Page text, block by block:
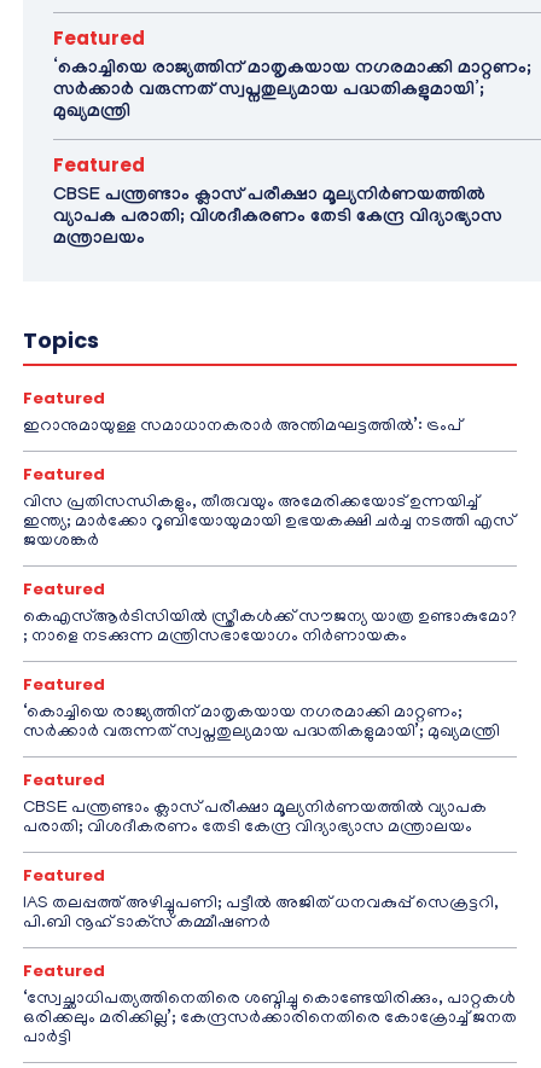
Featured
‘കൊച്ചിയെ രാജ്യത്തിന് മാതൃകയായ നഗരമാക്കി മാറ്റണം;
സർക്കാർ വരുന്നത് സ്വപ്നതുല്യമായ പദ്ധതികളുമായി’;
മുഖ്യമന്ത്രി
Featured
CBSE പന്ത്രണ്ടാം ക്ലാസ് പരീക്ഷാ മൂല്യനിർണയത്തിൽ
വ്യാപക പരാതി; വിശദീകരണം തേടി കേന്ദ്ര വിദ്യാഭ്യാസ
മന്ത്രാലയം
Topics
Featured
ഇറാനുമായുള്ള സമാധാനകരാർ അന്തിമഘട്ടത്തിൽ‌’: ട്രംപ്
Featured
വിസ പ്രതിസന്ധികളും, തീരുവയും അമേരിക്കയോട് ഉന്നയിച്ച്
ഇന്ത്യ; മാർക്കോ റൂബിയോയുമായി ഉഭയകക്ഷി ചർച്ച നടത്തി എസ്
ജയശങ്കർ
Featured
കെഎസ്ആർടിസിയിൽ സ്ത്രീകൾക്ക് സൗജന്യ യാത്ര ഉണ്ടാകുമോ?
; നാളെ നടക്കുന്ന മന്ത്രിസഭായോഗം നിർണായകം
Featured
‘കൊച്ചിയെ രാജ്യത്തിന് മാതൃകയായ നഗരമാക്കി മാറ്റണം;
സർക്കാർ വരുന്നത് സ്വപ്നതുല്യമായ പദ്ധതികളുമായി’; മുഖ്യമന്ത്രി
Featured
CBSE പന്ത്രണ്ടാം ക്ലാസ് പരീക്ഷാ മൂല്യനിർണയത്തിൽ വ്യാപക
പരാതി; വിശദീകരണം തേടി കേന്ദ്ര വിദ്യാഭ്യാസ മന്ത്രാലയം
Featured
IAS തലപ്പത്ത് അഴിച്ചുപണി; പട്ടീല്‍ അജിത് ധനവകുപ്പ് സെക്രട്ടറി,
പി.ബി നൂഹ് ടാക്‌സ് കമ്മീഷണര്‍
Featured
‘സ്വേച്ഛാധിപത്യത്തിനെതിരെ ശബ്ദിച്ചു കൊണ്ടേയിരിക്കും, പാറ്റകൾ
ഒരിക്കലും മരിക്കില്ല’; കേന്ദ്രസർക്കാരിനെതിരെ കോക്രോച്ച് ജനത
പാർട്ടി